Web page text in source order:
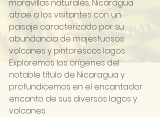
maravillas naturales, Nicaragua
atrae a los visitantes con un
paisaje caracterizado por su
abundancia de majestuosos
volcanes y pintorescos lagos.
Exploremos los orígenes del
notable título de Nicaragua y
profundicemos en el encantador
encanto de sus diversos lagos y
volcanes.